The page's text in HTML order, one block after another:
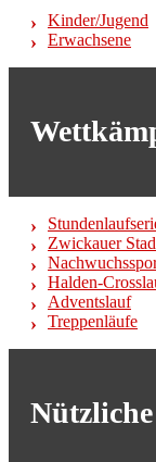
Kinder/Jugend
Erwachsene
Zwickauer
Halden-
Adventslauf
Treppenläufe